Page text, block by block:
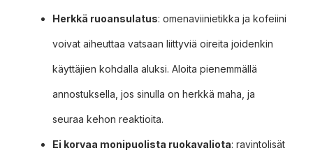
Herkkä ruoansulatus: omenaviinietikka ja kofeiini
voivat aiheuttaa vatsaan liittyviä oireita joidenkin
käyttäjien kohdalla aluksi. Aloita pienemmällä
annostuksella, jos sinulla on herkkä maha, ja
seuraa kehon reaktioita.
Ei korvaa monipuolista ruokavaliota: ravintolisät